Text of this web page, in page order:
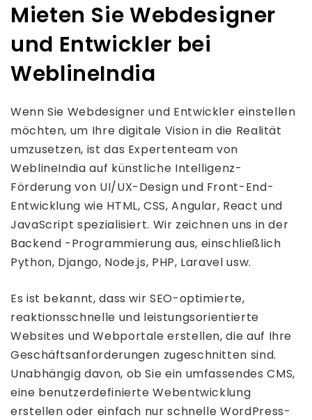
Mieten Sie Webdesigner
und Entwickler bei
WeblineIndia
Wenn Sie Webdesigner und Entwickler einstellen
möchten, um Ihre digitale Vision in die Realität
umzusetzen, ist das Expertenteam von
WeblineIndia auf künstliche Intelligenz-
Förderung von UI/UX-Design und Front-End-
Entwicklung wie HTML, CSS, Angular, React und
JavaScript spezialisiert. Wir zeichnen uns in der
Backend -Programmierung aus, einschließlich
Python, Django, Node.js, PHP, Laravel usw.
Es ist bekannt, dass wir SEO-optimierte,
reaktionsschnelle und leistungsorientierte
Websites und Webportale erstellen, die auf Ihre
Geschäftsanforderungen zugeschnitten sind.
Unabhängig davon, ob Sie ein umfassendes CMS,
eine benutzerdefinierte Webentwicklung
erstellen oder einfach nur schnelle WordPress-